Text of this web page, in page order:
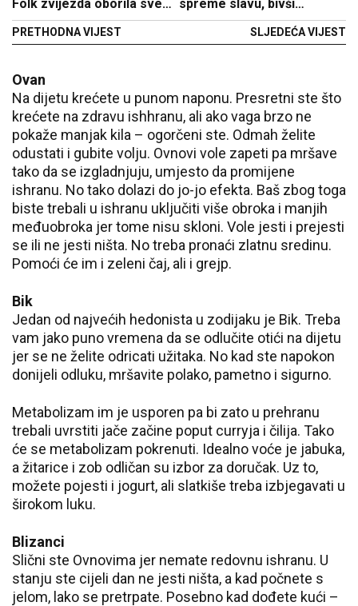
Folk zvijezda oborila sve
rekorde posjećenosti
(VIDEO)
PRETHODNA VIJEST
spreme slavu, bivši
zadrugar ih oduvao
SLJEDEĆA VIJEST
Ovan
Na dijetu krećete u punom naponu. Presretni ste što
krećete na zdravu ishhranu, ali ako vaga brzo ne
pokaže manjak kila – ogorčeni ste. Odmah želite
odustati i gubite volju. Ovnovi vole zapeti pa mršave
tako da se izgladnjuju, umjesto da promijene
ishranu. No tako dolazi do jo-jo efekta. Baš zbog toga
biste trebali u ishranu uključiti više obroka i manjih
međuobroka jer tome nisu skloni. Vole jesti i prejesti
se ili ne jesti ništa. No treba pronaći zlatnu sredinu.
Pomoći će im i zeleni čaj, ali i grejp.
Bik
Jedan od najvećih hedonista u zodijaku je Bik. Treba
vam jako puno vremena da se odlučite otići na dijetu
jer se ne želite odricati užitaka. No kad ste napokon
donijeli odluku, mršavite polako, pametno i sigurno.
Metabolizam im je usporen pa bi zato u prehranu
trebali uvrstiti jače začine poput curryja i čilija. Tako
će se metabolizam pokrenuti. Idealno voće je jabuka,
a žitarice i zob odličan su izbor za doručak. Uz to,
možete pojesti i jogurt, ali slatkiše treba izbjegavati u
širokom luku.
Blizanci
Slični ste Ovnovima jer nemate redovnu ishranu. U
stanju ste cijeli dan ne jesti ništa, a kad počnete s
jelom, lako se pretrpate. Posebno kad dođete kući –